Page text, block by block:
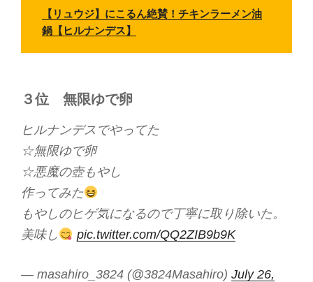
【リュウジ】にこるん絶賛！チキンラーメン油
鍋【ヒルナンデス】
３位 無限ゆで卵
ヒルナンデスでやってた
☆無限ゆで卵
☆悪魔の壺もやし
作ってみた
もやしのヒゲ気になるので丁寧に取り除いた。
美味し
pic.twitter.com/QQ2ZIB9b9K
— masahiro_3824 (@3824Masahiro) July 26,